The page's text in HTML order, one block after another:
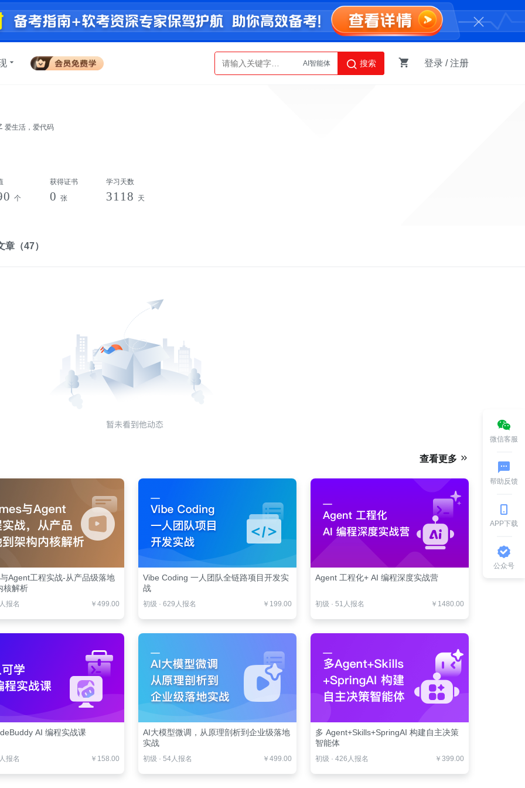
AI智能体
Python
搜索 登录 /注册
爱生活，爱代码
个
获得证书
0 张
学习天数
3118 天
章 （47）
查看更多
Agent工程实战-从产品级落地
核解析
报名 ￥499.00
Vibe Coding 一人团队全链路项目开发实
战
初级 · 629人报名 ￥199.00
Agent 工程化+ AI 编程深度实战营
初级 · 51人报名 ￥1480.00
AI 编程实战课
报名 ￥158.00
AI大模型微调，从原理剖析到企业级落地
实战
初级 · 54人报名 ￥499.00
多 Agent+Skills+SpringAI 构建自主决策
智能体
初级 · 426人报名 ￥399.00
微信客服
帮助反馈
APP下载
公众号